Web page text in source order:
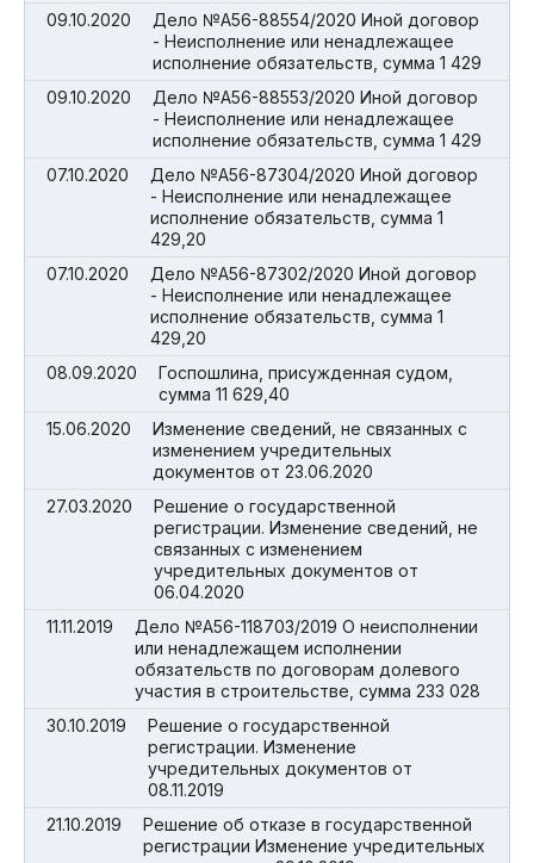
09.10.2020
Дело №А56-88554/2020 Иной договор
- Неисполнение или ненадлежащее
исполнение обязательств, сумма 1 429
09.10.2020
Дело №А56-88553/2020 Иной договор
- Неисполнение или ненадлежащее
исполнение обязательств, сумма 1 429
07.10.2020
Дело №А56-87304/2020 Иной договор
- Неисполнение или ненадлежащее
исполнение обязательств, сумма 1
429,20
07.10.2020
Дело №А56-87302/2020 Иной договор
- Неисполнение или ненадлежащее
исполнение обязательств, сумма 1
429,20
08.09.2020
Госпошлина, присужденная судом,
сумма 11 629,40
15.06.2020
Изменение сведений, не связанных с
изменением учредительных
документов от 23.06.2020
27.03.2020
Решение о государственной
регистрации. Изменение сведений, не
связанных с изменением
учредительных документов от
06.04.2020
11.11.2019
Дело №А56-118703/2019 О неисполнении
или ненадлежащем исполнении
обязательств по договорам долевого
участия в строительстве, сумма 233 028
30.10.2019
Решение о государственной
регистрации. Изменение
учредительных документов от
08.11.2019
21.10.2019
Решение об отказе в государственной
регистрации Изменение учредительных